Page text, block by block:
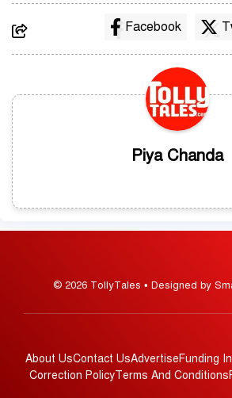
Facebook
Piya Chanda
© 2026 TollyTales • Designed by
About UsContact UsAdvertiseFunding
Correction PolicyTerms And Conditions